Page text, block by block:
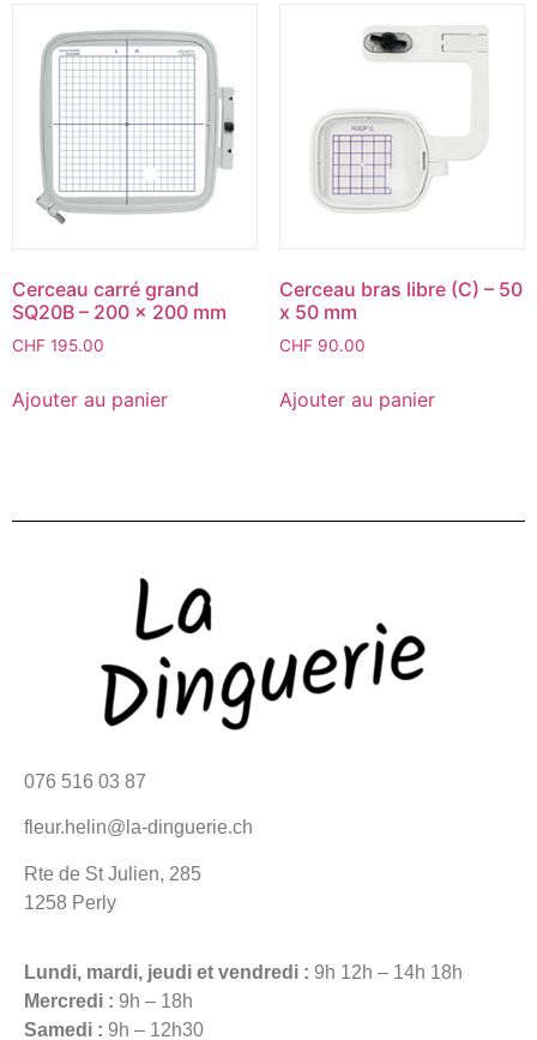
Cerceau carré grand
SQ20B – 200 x 200 mm
CHF 195.00
Ajouter au panier
Cerceau bras libre (C) – 50
x 50 mm
CHF90.00
Ajouter au panier
076 516 03 87
fleur.helin@la-dinguerie.ch
Rte de St Julien, 285
1258 Perly
Lundi, mardi, jeudi et vendredi : 9h 12h – 14h 18h
Mercredi : 9h – 18h
Samedi : 9h – 12h30